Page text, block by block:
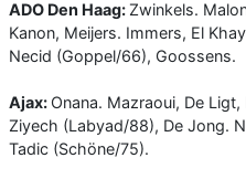
ADO Den Haag: Zwinkels.
Kanon, Meijers. Immers, El
Necid (Goppel/66), Goossens.
Ajax:Onana. Mazraoui, De
Ziyech (Labyad/88), De Jong.
Tadic (Schöne/75).